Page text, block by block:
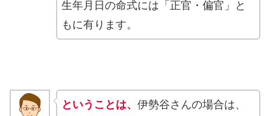
生年月日の命式には「正官・偏官」と
もに有ります。
ということは、 伊勢谷さんの場合は、